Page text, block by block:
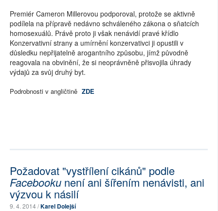
Premiér Cameron Millerovou podporoval, protože se aktivně
podílela na přípravě nedávno schváleného zákona o sňatcích
homosexuálů. Právě proto ji však nenávidí pravé křídlo
Konzervativní strany a umírnění konzervativci ji opustili v
důsledku nepřijatelně arogantního způsobu, jímž původně
reagovala na obvinění, že si neoprávněně přisvojila úhrady
výdajů za svůj druhý byt.
Podrobnosti v angličtině ZDE
Požadovat "vystřílení cikánů" podle
Facebooku není ani šířením nenávisti, ani
výzvou k násilí
9. 4. 2014 /Karel Dolejší